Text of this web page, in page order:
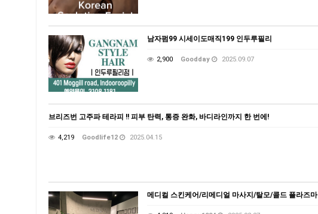
남자펌99 시세이도매직199 인두루필리
2,900 Goodday 2025.09.07
브리즈번 고주파 테라피 !! 피부 탄력, 통증 완화, 바디라인까지 한 번에!
4,219 Goodlife12 2025.04.15
메디컬 스킨케어/리메디얼 마사지/탈모/콜드 플라즈마